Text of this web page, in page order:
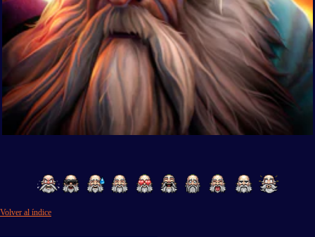
Volver al índice